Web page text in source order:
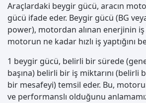
Araçlardaki beygir gücü, aracın
gücü ifade eder. Beygir gücü (BG
power), motordan alınan enerjinin iş
motorun ne kadar hızlı iş yaptığını
1 beygir gücü, belirli bir sürede
başına) belirli bir iş miktarını (belirli
bir mesafeyi) temsil eder. Bu,
ve performanslı olduğunu